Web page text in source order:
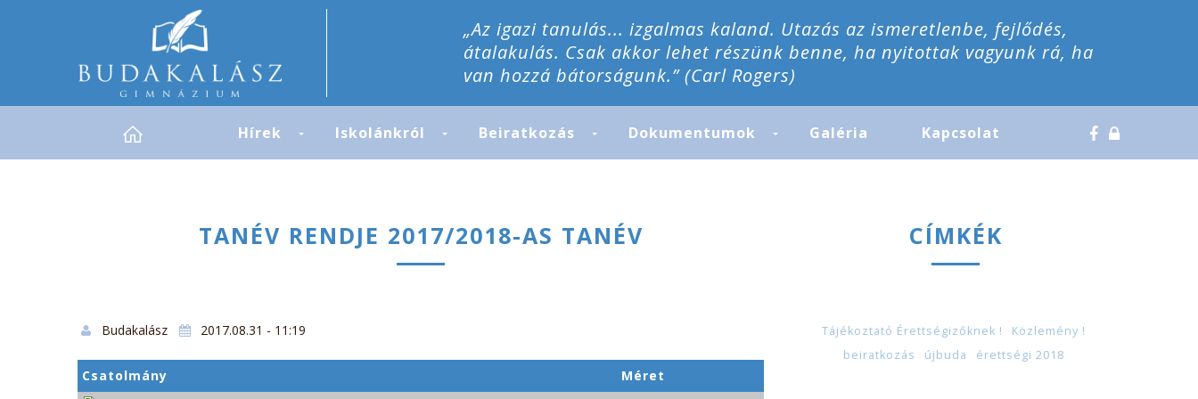
„Az igazi tanulás... izgalmas kaland. Utazás az ismeretlenbe, fejlődés,
átalakulás. Csak akkor lehet részünk benne, ha nyitottak vagyunk rá, ha
van hozzá bátorságunk.” (Carl Rogers)
Hírek Iskolánkról Beiratkozás Dokumentumok Galéria Kapcsolat
TANÉV RENDJE 2017/2018-AS TANÉV
Budakalász 2017.08.31 - 11:19
Csatolmány
Méret
CÍMKÉK
Tájékoztató Érettségizőknek !
Közlemény !
beiratkozás
újbuda érettségi 2018